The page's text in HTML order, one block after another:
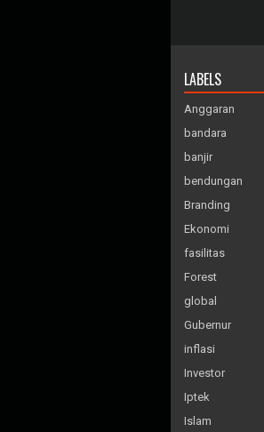
LABELS
Anggaran
bandara
banjir
bendungan
Branding
Ekonomi
fasilitas
Forest
global
Gubernur
inflasi
Investor
Iptek
Islam